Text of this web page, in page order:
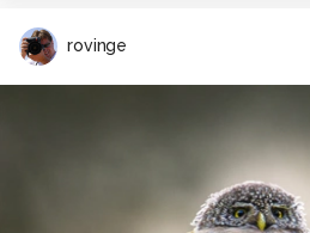
rovinge